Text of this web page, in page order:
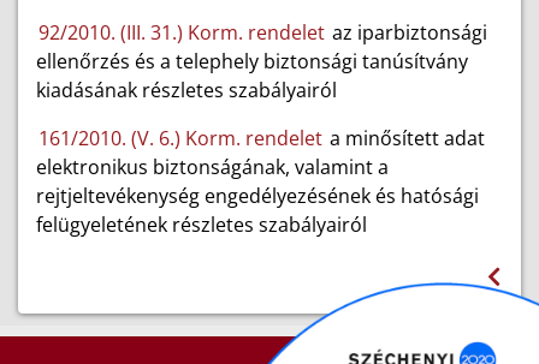
92/2010. (III. 31.) Korm. rendelet az iparbiztonsági
ellenőrzés és a telephely biztonsági tanúsítvány
kiadásának részletes szabályairól
161/2010. (V. 6.) Korm. rendelet a minősített adat
elektronikus biztonságának, valamint a
rejtjeltevékenység engedélyezésének és hatósági
felügyeletének részletes szabályairól